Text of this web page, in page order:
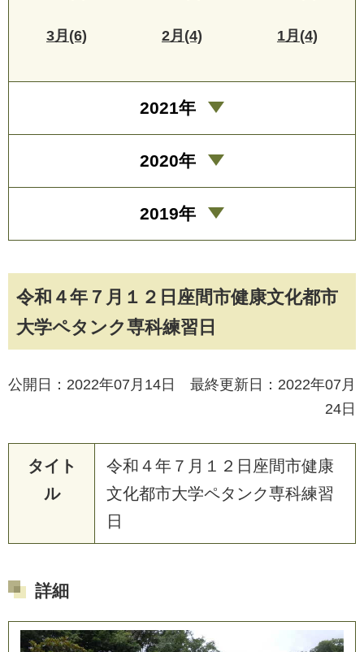
令和４年７月１２日座間市健康文化都市
大学ペタンク専科練習日
公開日：2022年07月14日 最終更新日：2022年07月
24日
タイト
ル
令和４年７月１２日座間市健康
文化都市大学ペタンク専科練習
日
詳細
3月(6) 2月(4) 1月(4)
2021年
2020年
2019年